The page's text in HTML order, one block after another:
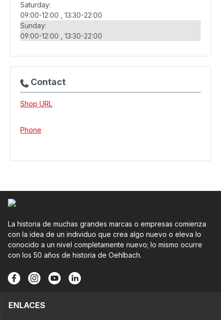
Saturday:
09:00-12:00
13:30-22:00
Sunday:
09:00-12:00
13:30-22:00
Contact
Shop URL
Phone
La historia de muchas grandes marcas o empresas comienza
con la idea de un individuo que crea algo nuevo o eleva lo
conocido a un nivel completamente nuevo; lo mismo ocurre
con los 50 años de historia de Oehlbach.
ENLACES